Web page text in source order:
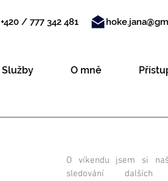
+420 / 777 342 481
Služby O mně
O víkendu jsem si
sledování dalších